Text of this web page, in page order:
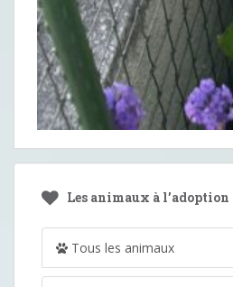
Les animaux à l’adoption
Tous les animaux